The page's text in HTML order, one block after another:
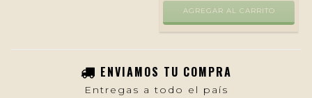
AGREGAR AL CARRITO
ENVIAMOS TU COMPRA
Entregas a todo el país